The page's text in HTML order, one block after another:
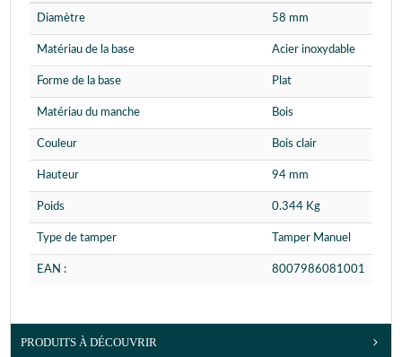
Diamètre 58 mm
Matériau de la base Acier inoxydable
Forme de la base Plat
Matériau du manche Bois
Couleur Bois clair
Hauteur 94 mm
Poids 0.344 Kg
Type de tamper Tamper Manuel
EAN : 8007986081001
PRODUITS À DÉCOUVRIR